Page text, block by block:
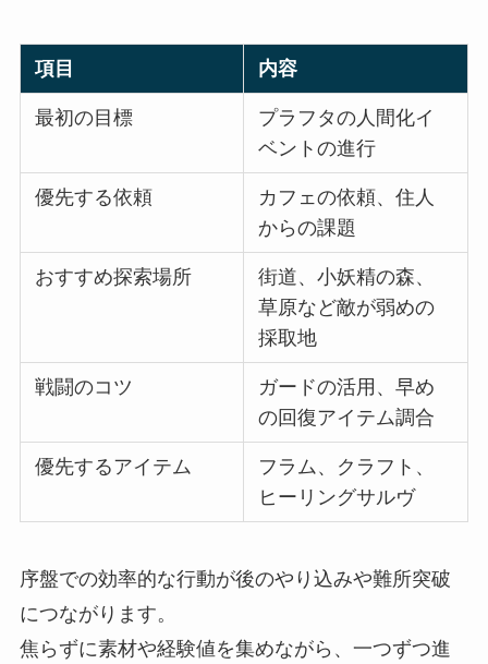
項目 内容
最初の目標
プラフタの人間化イ
ベントの進行
優先する依頼
カフェの依頼、住人
からの課題
おすすめ探索場所
街道、小妖精の森、
草原など敵が弱めの
採取地
戦闘のコツ
ガードの活用、早め
の回復アイテム調合
優先するアイテム
フラム、クラフト、
ヒーリングサルヴ
序盤での効率的な行動が後のやり込みや難所突破
につながります。
焦らずに素材や経験値を集めながら、一つずつ進